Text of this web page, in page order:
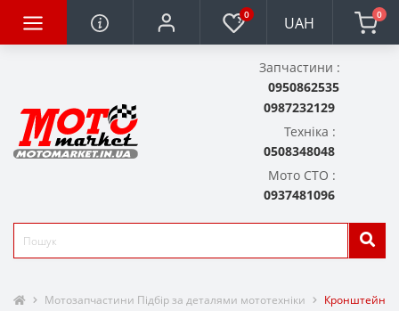
0 UAH 0
Запчастини :
0950862535
0987232129
Техніка :
0508348048
Мото СТО :
0937481096
Мотозапчастини Підбір за деталями мототехніки Кронштейн